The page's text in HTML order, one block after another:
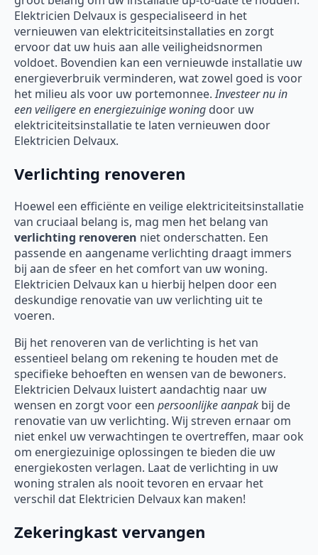
Elektricien Delvaux is gespecialiseerd in het
vernieuwen van elektriciteitsinstallaties en zorgt
ervoor dat uw huis aan alle veiligheidsnormen
voldoet. Bovendien kan een vernieuwde installatie uw
energieverbruik verminderen, wat zowel goed is voor
het milieu als voor uw portemonnee.Investeer nu in
een veiligere en energiezuinige woning door uw
elektriciteitsinstallatie te laten vernieuwen door
Elektricien Delvaux.
Verlichting renoveren
Hoewel een efficiënte en veilige elektriciteitsinstallatie
van cruciaal belang is, mag men het belang van
verlichting renoveren niet onderschatten. Een
passende en aangename verlichting draagt immers
bij aan de sfeer en het comfort van uw woning.
Elektricien Delvaux kan u hierbij helpen door een
deskundige renovatie van uw verlichting uit te
voeren.
Bij het renoveren van de verlichting is het van
essentieel belang om rekening te houden met de
specifieke behoeften en wensen van de bewoners.
Elektricien Delvaux luistert aandachtig naar uw
wensen en zorgt voor een persoonlijke aanpak bij de
renovatie van uw verlichting. Wij streven ernaar om
niet enkel uw verwachtingen te overtreffen, maar ook
om energiezuinige oplossingen te bieden die uw
energiekosten verlagen. Laat de verlichting in uw
woning stralen als nooit tevoren en ervaar het
verschil dat Elektricien Delvaux kan maken!
Zekeringkast vervangen